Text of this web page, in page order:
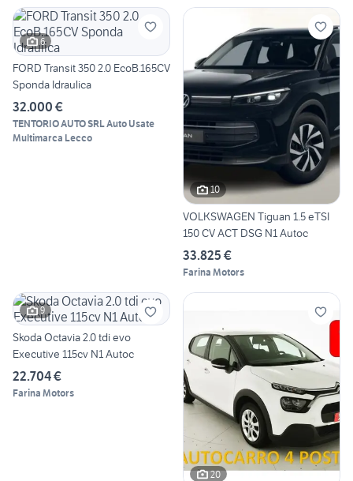
6
FORD Transit 350 2.0 EcoB.165CV
Sponda Idraulica
32.000 €
TENTORIO AUTO SRL Auto Usate
Multimarca Lecco
10
VOLKSWAGEN Tiguan 1.5 eTSI
150 CV ACT DSG N1 Autoc
33.825 €
Farina Motors
9
Skoda Octavia 2.0 tdi evo
Executive 115cv N1 Autoc
22.704 €
Farina Motors
20